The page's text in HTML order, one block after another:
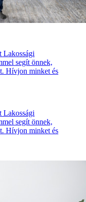
Lakossági
segít önnek,
Hívjon minket és
Lakossági
segít önnek,
Hívjon minket és